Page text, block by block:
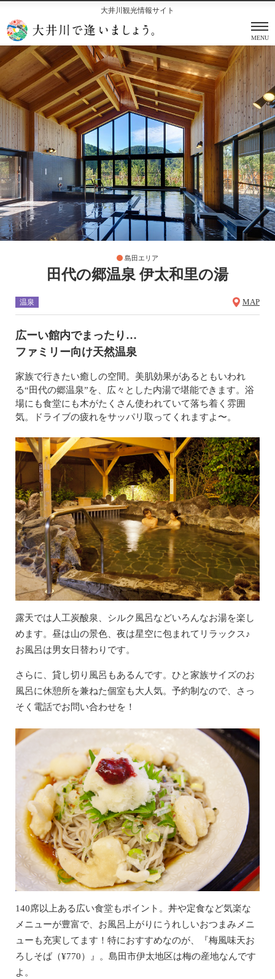
大井川観光情報サイト
MENU
島田エリア
田代の郷温泉 伊太和里の湯
温泉 MAP
広ーい館内でまったり…
ファミリー向け天然温泉
家族で行きたい癒しの空間。美肌効果があるともいわれ
る“田代の郷温泉”を、広々とした内湯で堪能できます。浴
場にも食堂にも木がたくさん使われていて落ち着く雰囲
気。ドライブの疲れをサッパリ取ってくれますよ〜。
露天では人工炭酸泉、シルク風呂などいろんなお湯を楽し
めます。昼は山の景色、夜は星空に包まれてリラックス♪
お風呂は男女日替わりです。
さらに、貸し切り風呂もあるんです。ひと家族サイズのお
風呂に休憩所を兼ねた個室も大人気。予約制なので、さっ
そく電話でお問い合わせを！
140席以上ある広い食堂もポイント。丼や定食など気楽な
メニューが豊富で、お風呂上がりにうれしいおつまみメニ
ューも充実してます！特におすすめなのが、『梅風味天お
ろしそば（¥770）』。島田市伊太地区は梅の産地なんです
よ。